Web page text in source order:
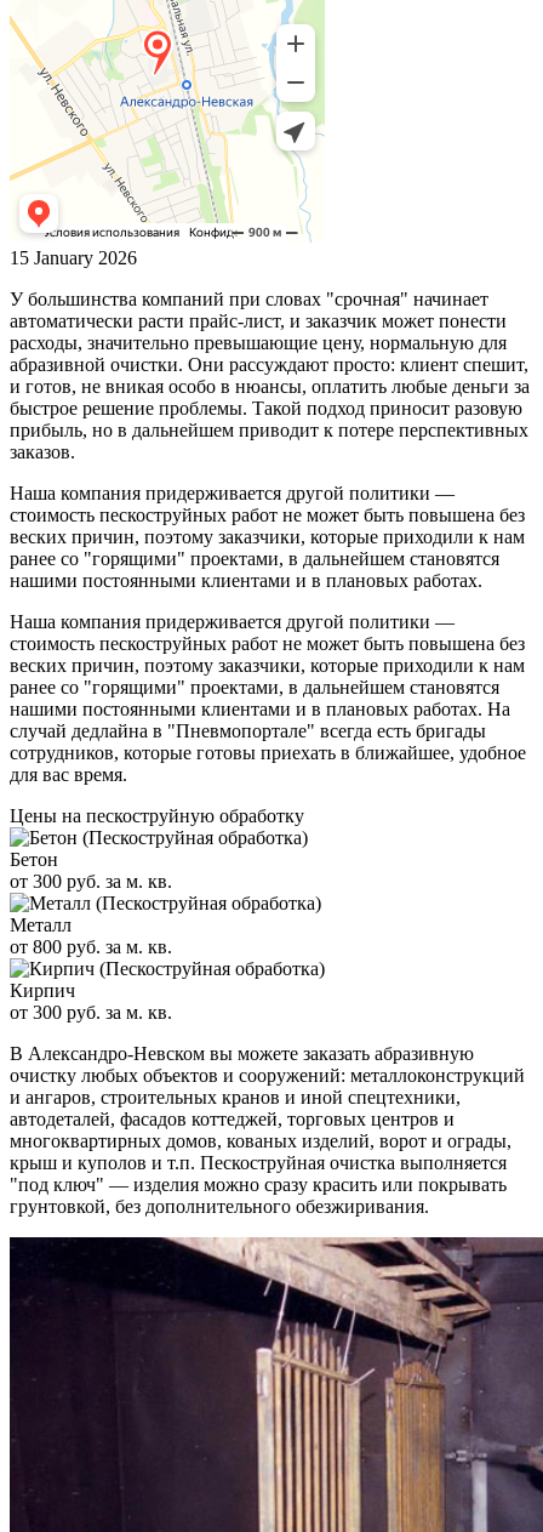
15 January 2026
У большинства компаний при словах "срочная" начинает
автоматически расти прайс-лист, и заказчик может понести
расходы, значительно превышающие цену, нормальную для
абразивной очистки. Они рассуждают просто: клиент спешит,
и готов, не вникая особо в нюансы, оплатить любые деньги за
быстрое решение проблемы. Такой подход приносит разовую
прибыль, но в дальнейшем приводит к потере перспективных
заказов.
Наша компания придерживается другой политики —
стоимость пескоструйных работ не может быть повышена без
веских причин, поэтому заказчики, которые приходили к нам
ранее со "горящими" проектами, в дальнейшем становятся
нашими постоянными клиентами и в плановых работах.
Наша компания придерживается другой политики —
стоимость пескоструйных работ не может быть повышена без
веских причин, поэтому заказчики, которые приходили к нам
ранее со "горящими" проектами, в дальнейшем становятся
нашими постоянными клиентами и в плановых работах. На
случай дедлайна в "Пневмопортале" всегда есть бригады
сотрудников, которые готовы приехать в ближайшее, удобное
для вас время.
Цены на пескоструйную обработку
Бетон
от 300 руб. за м. кв.
Металл
от 800 руб. за м. кв.
Кирпич
от 300 руб. за м. кв.
В Александро-Невском вы можете заказать абразивную
очистку любых объектов и сооружений: металлоконструкций
и ангаров, строительных кранов и иной спецтехники,
автодеталей, фасадов коттеджей, торговых центров и
многоквартирных домов, кованых изделий, ворот и ограды,
крыш и куполов и т.п. Пескоструйная очистка выполняется
"под ключ" — изделия можно сразу красить или покрывать
грунтовкой, без дополнительного обезжиривания.